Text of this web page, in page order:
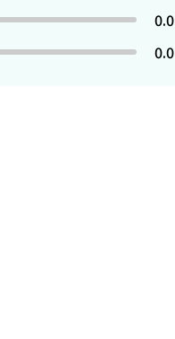
0.0
0.0